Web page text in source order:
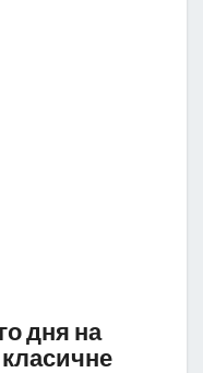
дня на